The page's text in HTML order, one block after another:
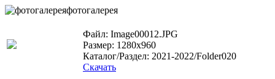
фотогалерея
Файл: Image00012.JPG
Размер: 1280x960
Каталог/Раздел: 2021-2022/Folder020
Скачать